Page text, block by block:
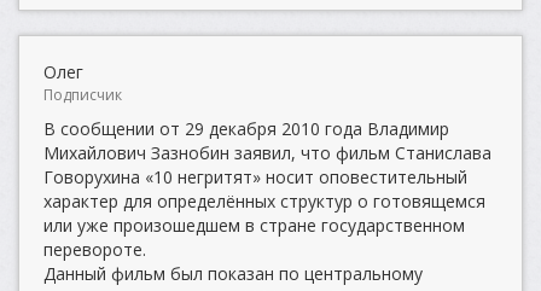
Олег
Подписчик
В сообщении от 29 декабря 2010 года Владимир
Михайлович Зазнобин заявил, что фильм Станислава
Говорухина «10 негритят» носит оповестительный
характер для определённых структур о готовящемся
или уже произошедшем в стране государственном
перевороте.
Данный фильм был показан по центральному